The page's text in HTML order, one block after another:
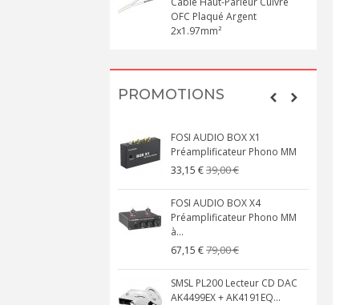
OFC Plaqué Argent
2x1.97mm²
PROMOTIONS
FOSI AUDIO BOX X1
Préamplificateur Phono MM
33,15 €39,00 €
FOSI AUDIO BOX X4
Préamplificateur Phono MM
à...
67,15 €79,00 €
SMSL PL200 Lecteur CD DAC
AK4499EX + AK4191EQ...